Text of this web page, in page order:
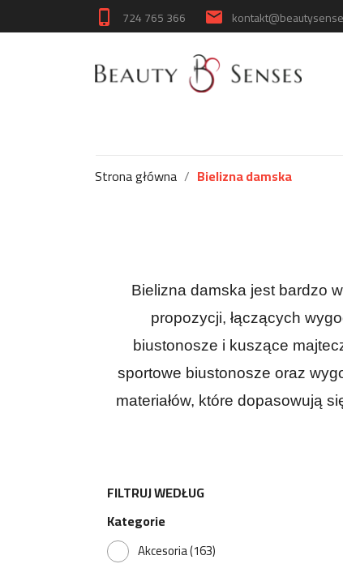
phone_iphone 724 765 366 email
Strona główna Bielizna damska
Bielizna damska jest bardzo
propozycji, łączących
biustonosze i kuszące
sportowe biustonosze oraz
materiałów, które dopasowują
FILTRUJ WEDŁUG
Kategorie
Akcesoria(163)